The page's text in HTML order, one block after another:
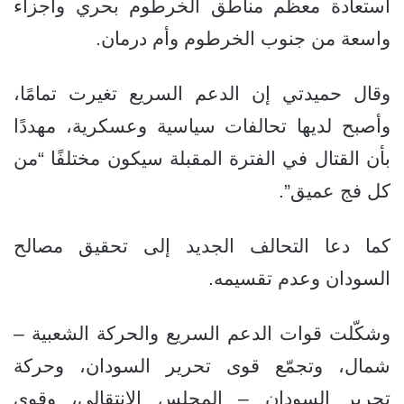
استعادة معظم مناطق الخرطوم بحري وأجزاء
واسعة من جنوب الخرطوم وأم درمان.
وقال حميدتي إن الدعم السريع تغيرت تمامًا،
وأصبح لديها تحالفات سياسية وعسكرية، مهددًا
بأن القتال في الفترة المقبلة سيكون مختلفًا “من
كل فج عميق”.
كما دعا التحالف الجديد إلى تحقيق مصالح
السودان وعدم تقسيمه.
وشكّلت قوات الدعم السريع والحركة الشعبية –
شمال، وتجمّع قوى تحرير السودان، وحركة
تحرير السودان – المجلس الانتقالي، وقوى